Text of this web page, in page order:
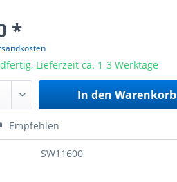
*
Lieferzeit ca. 1-3 Werktage
In den Warenkorb
Empfehlen
SW11600